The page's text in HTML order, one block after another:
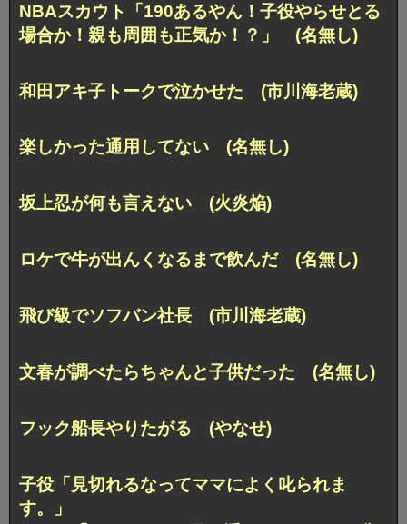
NBAスカウト「190あるやん！子役やらせとる
場合か！親も周囲も正気か！？」 (名無し)
和田アキ子トークで泣かせた (市川海老蔵)
楽しかった通用してない (名無し)
坂上忍が何も言えない (火炎焔)
ロケで牛が出んくなるまで飲んだ (名無し)
飛び級でソフバン社長 (市川海老蔵)
文春が調べたらちゃんと子供だった (名無し)
フック船長やりたがる (やなせ)
子役「見切れるなってママによく叱られま
す。」